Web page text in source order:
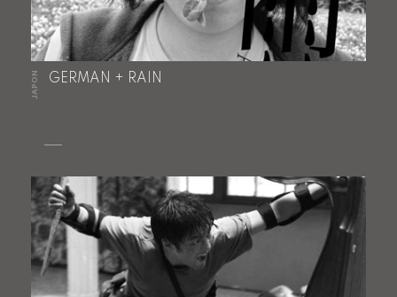
JAPON GERMAN + RAIN